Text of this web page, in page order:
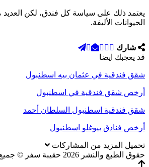
يعتمد ذلك على سياسة كل فندق، لكن العديد
الحيوانات الأليفة.
شارك
قد يعجبك ايضا
شقق فندقية في عثمان بيه اسطنبول
أرخص شقق فندقية في اسطنبول
شقق فندقية اسطنبول السلطان أحمد
أرخص فنادق بيوغلو اسطنبول
تحميل المزيد من المشاركات
حقوق الطبع والنشر 2026 حقيبة سفر © جميع الحقوق محفوظة.